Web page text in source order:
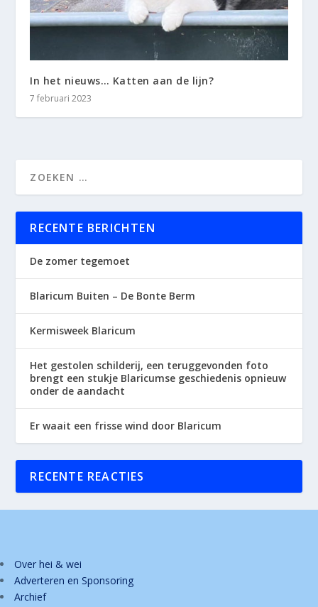
In het nieuws… Katten aan de lijn?
7 februari 2023
RECENTE BERICHTEN
De zomer tegemoet
Blaricum Buiten – De Bonte Berm
Kermisweek Blaricum
Het gestolen schilderij, een teruggevonden foto
brengt een stukje Blaricumse geschiedenis opnieuw
onder de aandacht
Er waait een frisse wind door Blaricum
RECENTE REACTIES
Over hei & wei
Adverteren en Sponsoring
Archief